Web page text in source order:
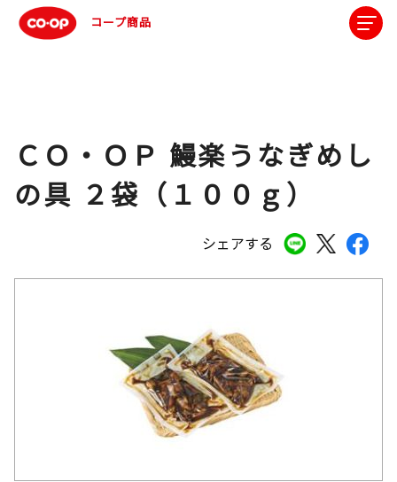
コープ商品
シェアする
ＣＯ・ＯＰ 鰻楽うなぎめし
の具 ２袋（１００ｇ）